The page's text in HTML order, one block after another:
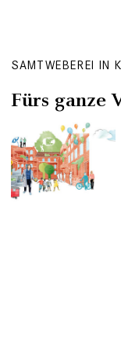
SAMTWEBEREI IN
Fürs ganze